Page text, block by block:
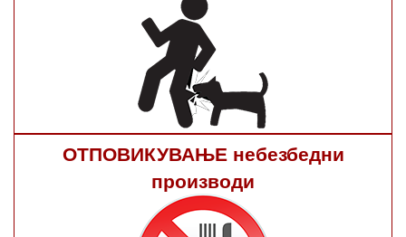
ОТПОВИКУВАЊЕ небезбедни
производи